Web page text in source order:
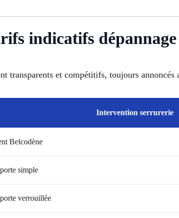
indicatifs
transparents et compétitifs, toujours
Intervention serrurerie
Belcodène
simple
verrouillée